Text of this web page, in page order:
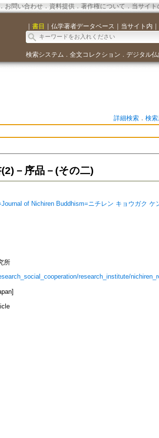
お問い合わせ． 資料提供． 著作権について．当サイト
｜ 書目 ｜ 仏学著者データベース ｜ 当サイト内 ｜
検索システム ． 全文コレクション ． デジタル仏
詳細検索． 検
－序品－(その二)
of Nichiren Buddhism=ニチレン キョウガク ケ
所
research_institute/